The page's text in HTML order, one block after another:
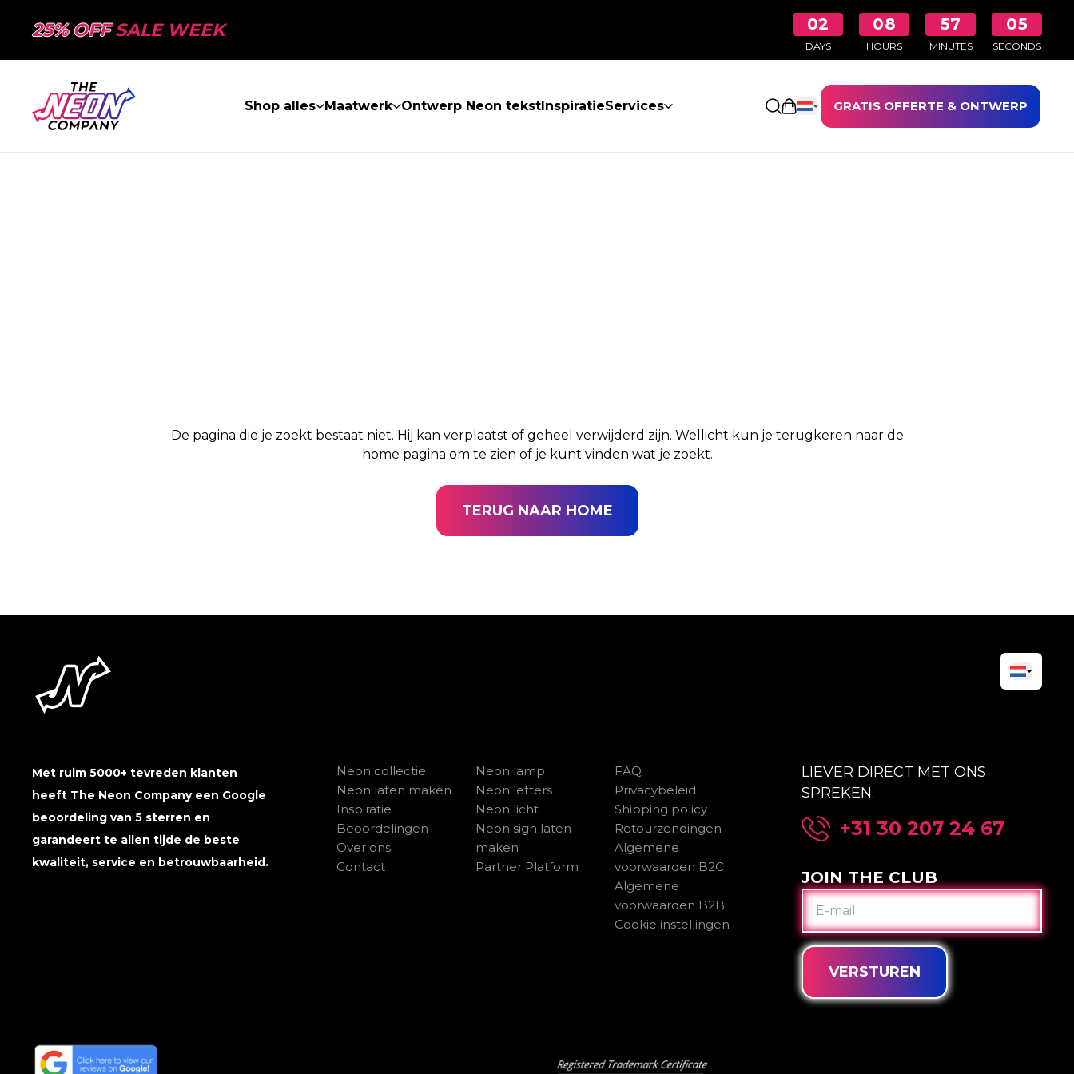
25% OFFSALE WEEK 02
DAYS
08
HOURS
57
MINUTES
05
SECONDS
Shop alles Maatwerk Ontwerp Neon tekstInspiratieServices Winkelwagen openen
GRATIS OFFERTE & ONTWERP
De pagina die je zoekt bestaat niet. Hij kan verplaatst of geheel verwijderd zijn. Wellicht kun je terugkeren naar de
home pagina om te zien of je kunt vinden wat je zoekt.
TERUG NAAR HOME
Met ruim 5000+ tevreden klanten
heeft The Neon Company een Google
beoordeling van 5 sterren en
garandeert te allen tijde de beste
kwaliteit, service en betrouwbaarheid.
Neon collectie
Neon laten maken
Inspiratie
Beoordelingen
Over ons
Contact
Neon lamp
Neon letters
Neon licht
Neon sign laten
maken
Partner Platform
FAQ
Privacybeleid
Shipping policy
Retourzendingen
Algemene
voorwaarden B2C
Algemene
voorwaarden B2B
Cookie instellingen
LIEVER DIRECT MET ONS
SPREKEN:
+31 30 207 24 67
JOIN THE CLUB
E-
MAIL
VERSTUREN